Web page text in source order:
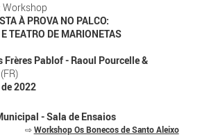
Workshop
À PROVA NO PALCO:
TEATRO DE MARIONETAS
Frères Pablof - Raoul Pourcelle &
(FR)
2022
- Sala de Ensaios
⇨Workshop Os Bonecos de Santo Aleixo